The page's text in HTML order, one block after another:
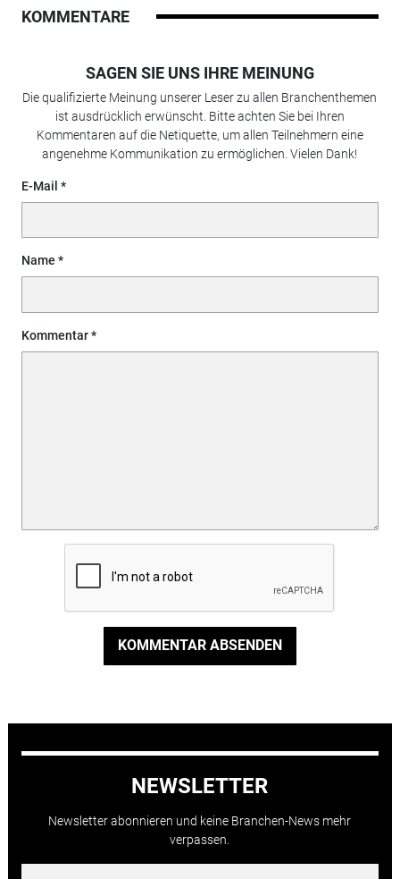
KOMMENTARE
SAGEN SIE UNS IHRE MEINUNG
Die qualifizierte Meinung unserer Leser zu allen Branchenthemen
ist ausdrücklich erwünscht. Bitte achten Sie bei Ihren
Kommentaren auf die Netiquette, um allen Teilnehmern eine
angenehme Kommunikation zu ermöglichen. Vielen Dank!
E-Mail
Name
Kommentar
KOMMENTAR ABSENDEN
NEWSLETTER
Newsletter abonnieren und keine Branchen-News mehr
verpassen.